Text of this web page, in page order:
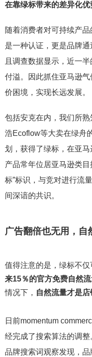
在靠绿标带来的差异化优
随着消费者对可持续产
是一种认证，更是品牌
且调查数据显示，近一
付溢。因此抓住亚马逊
价困境，实现长远发展。
包括安克在内，我们所
浩Ecoflow等大卖在绿舟
划，获得了绿标，在亚
产品常年位居亚马逊类
标”标识，与竞对进行流
间深谙的共识。
广告翻倍也无用，自
值得注意的是，绿标不仅
来15％的官方免费自然流
情况下， 自然流量才是店
日前momentum
经完成了搜索算法的调
品牌搜索词观察发现，